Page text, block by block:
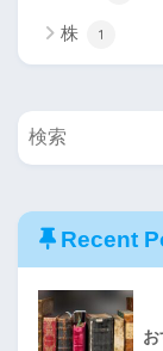
株 1
Recent